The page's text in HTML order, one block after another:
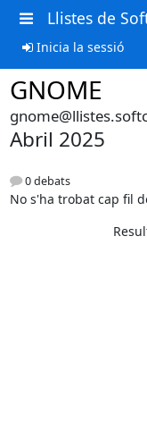
Llistes de
Inicia la sessió
GNOME
Abril 2025
0 debats
No s'ha trobat cap fil